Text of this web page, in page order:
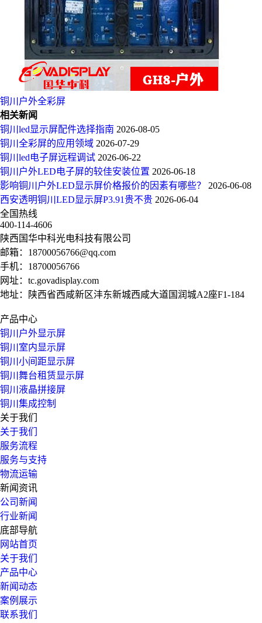
铜川户外全彩屏
相关新闻
铜川led显示屏配件选择指南 2026-08-05
铜川全彩屏的应用领域 2026-07-29
铜川led电子屏远程调试 2026-06-22
铜川户外LED电子屏的较佳安装位置 2026-06-18
影响铜川户外LED显示屏价格报价的因素有哪些？ 2026-06-08
西安透明铜川LED显示屏P3.91贵不贵 2026-06-04
全国热线
400-114-4606
陕西国华中科光电科技有限公司
邮箱： 18700056766@qq.com
手机： 18700056766
网址： tc.govadisplay.com
地址：陕西省西咸新区沣东新城西咸大道国润城A2座F1-184
产品中心
铜川户外显示屏
铜川室内显示屏
铜川小间距显示屏
铜川舞台租赁显示屏
铜川液晶拼接屏
铜川集成控制
关于我们
关于我们
服务流程
服务与支持
物流运输
新闻资讯
公司新闻
行业新闻
底部导航
网站首页
关于我们
产品中心
新闻动态
案例展示
联系我们